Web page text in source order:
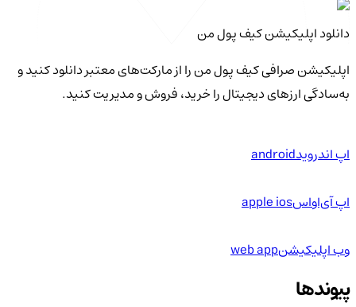
دانلود اپلیکیشن کیف‌ پول من
اپلیکیشن صرافی کیف پول من را از مارکت‌های معتبر دانلود کنید و
به‌سادگی ارزهای دیجیتال را خرید، فروش و مدیریت کنید.
اپ اندرویدandroid
اپ آی‌او‌اسapple ios
وب اپلیکیشنweb app
پیوندها